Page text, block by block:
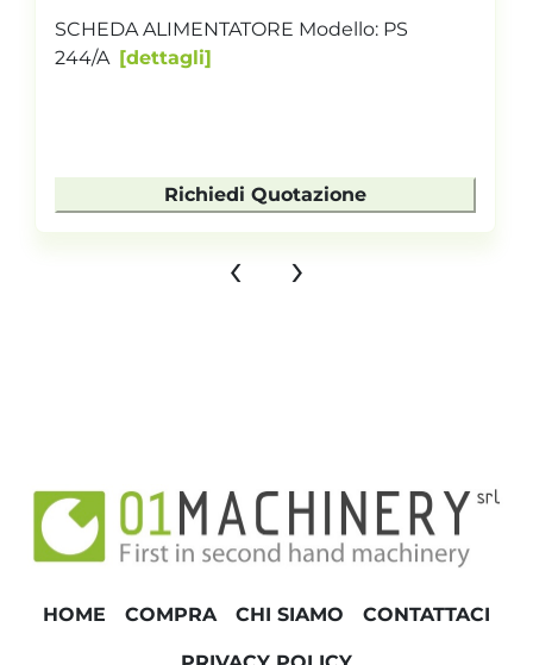
SCHEDA ALIMENTATORE Modello: PS
244/A
dettagli
Richiedi Quotazione
‹ ›
HOME COMPRA CHI SIAMO CONTATTACI